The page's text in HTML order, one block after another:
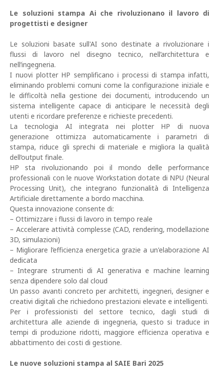
Le soluzioni stampa Ai che rivoluzionano il lavoro di
progettisti e designer
Le soluzioni basate sull'AI sono destinate a rivoluzionare i
flussi di lavoro nel disegno tecnico, nell’architettura e
nell’ingegneria.
I nuovi plotter HP semplificano i processi di stampa infatti,
eliminando problemi comuni come la configurazione iniziale e
le difficoltà nella gestione dei documenti, introducendo un
sistema intelligente capace di anticipare le necessità degli
utenti e ricordare preferenze e richieste precedenti.
La tecnologia AI integrata nei plotter HP di nuova
generazione ottimizza automaticamente i parametri di
stampa, riduce gli sprechi di materiale e migliora la qualità
dell’output finale.
HP sta rivoluzionando poi il mondo delle performance
professionali con le nuove Workstation dotate di NPU (Neural
Processing Unit), che integrano funzionalità di Intelligenza
Artificiale direttamente a bordo macchina.
Questa innovazione consente di:
– Ottimizzare i flussi di lavoro in tempo reale
– Accelerare attività complesse (CAD, rendering, modellazione
3D, simulazioni)
– Migliorare l’efficienza energetica grazie a un'elaborazione AI
dedicata
– Integrare strumenti di AI generativa e machine learning
senza dipendere solo dal cloud
Un passo avanti concreto per architetti, ingegneri, designer e
creativi digitali che richiedono prestazioni elevate e intelligenti.
Per i professionisti del settore tecnico, dagli studi di
architettura alle aziende di ingegneria, questo si traduce in
tempi di produzione ridotti, maggiore efficienza operativa e
abbattimento dei costi di gestione.
Le nuove soluzioni stampa al SAIE Bari 2025